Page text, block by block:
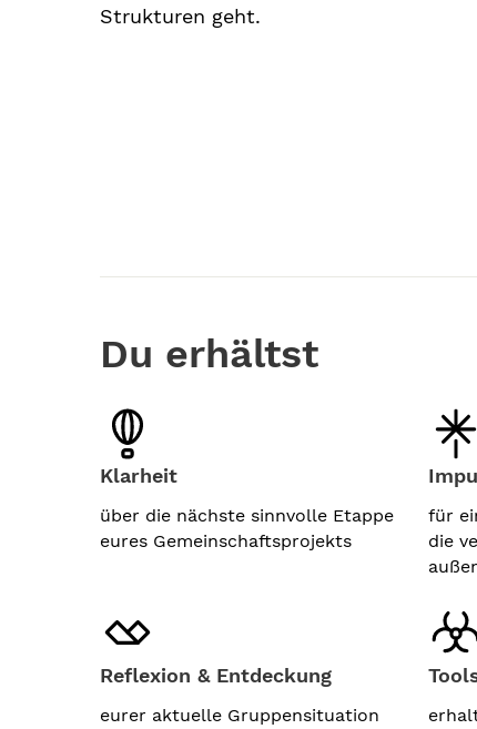
Strukturen geht.
Du erhältst
Klarheit
über die nächste sinnvolle Etappe
eures Gemeinschaftsprojekts
für
die
Reflexion & Entdeckung
eurer aktuelle Gruppensituation